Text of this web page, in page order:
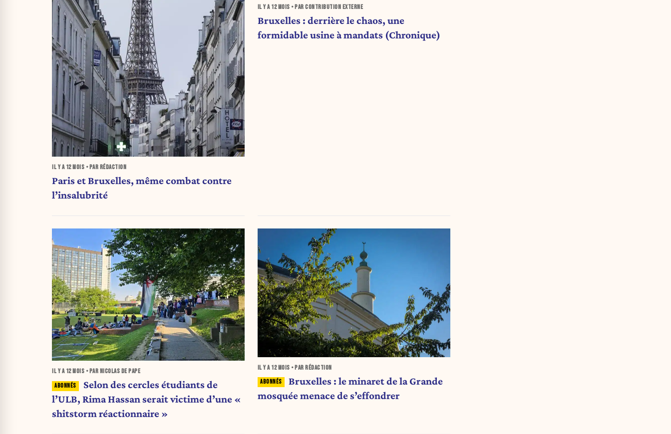
IL Y A 12 MOIS • PAR RÉDACTION
Paris et Bruxelles, même combat contre
l’insalubrité
IL Y A 12 MOIS • PAR CONTRIBUTION EXTERNE
Bruxelles : derrière le chaos, une
formidable usine à mandats (Chronique)
IL Y A 12 MOIS • PAR NICOLAS DE PAPE
Selon des cercles étudiants de
l’ULB, Rima Hassan serait victime d’une «
shitstorm réactionnaire »
IL Y A 12 MOIS • PAR RÉDACTION
Bruxelles : le minaret de la Grande
mosquée menace de s’effondrer